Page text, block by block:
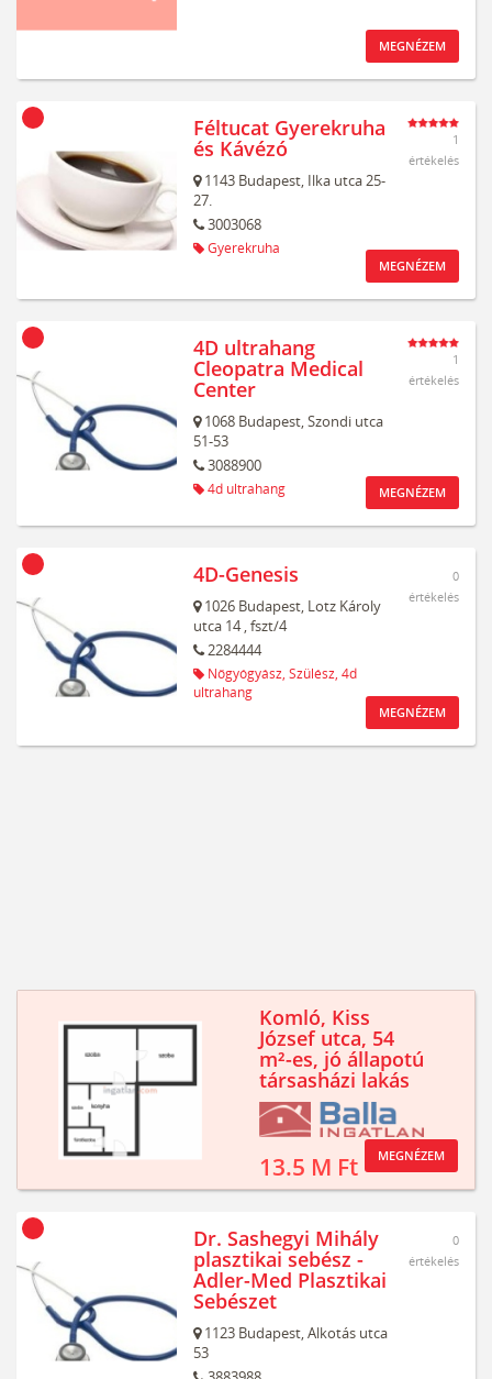
MEGNÉZEM
Féltucat Gyerekruha
és Kávézó
1143 Budapest, Ilka utca 25-
27.
3003068
Gyerekruha
1
értékelés
MEGNÉZEM
4D ultrahang
Cleopatra Medical
Center
1068 Budapest,Szondi utca
51-53
3088900
4d ultrahang
1
értékelés
MEGNÉZEM
4D-Genesis
1026 Budapest, Lotz Károly
utca 14, fszt/4
2284444
Nőgyógyász, Szülész, 4d
ultrahang
0
értékelés
MEGNÉZEM
Komló, Kiss
József utca, 54
m²-es, jó állapotú
társasházi lakás
13.5 M Ft MEGNÉZEM
Dr. Sashegyi Mihály
plasztikai sebész -
Adler-Med Plasztikai
Sebészet
1123 Budapest,Alkotás utca
53
0
értékelés